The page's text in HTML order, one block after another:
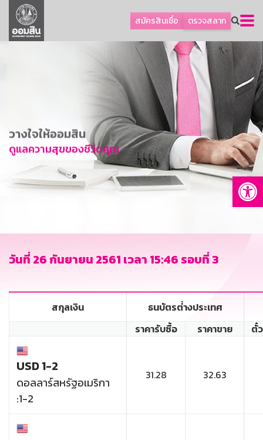
สมัครสินเชื่อ ตรวจสลาก
ลูกค้าธุรกิจ
ลูกค้าผู้ประกอบรายย่อย
การพัฒนาที่ยั่งยืน
ข่าวสาร
บริการทางการเงิน
อื่นๆ
GSB Society
วางใจให้ออมสิน
ดูแลความสุขของชีวิตคุณ
วันที่ 26 กันยายน 2561 เวลา 15:46 รอบที่ 3
สกุลเงิน
ธนบัตรต่่างประเทศ
ราคารับซื้อ
ราคาขาย ตั๋
USD 1-2
ดอลลาร์สหรัฐอเมริกา
:1-2
31.28 32.63